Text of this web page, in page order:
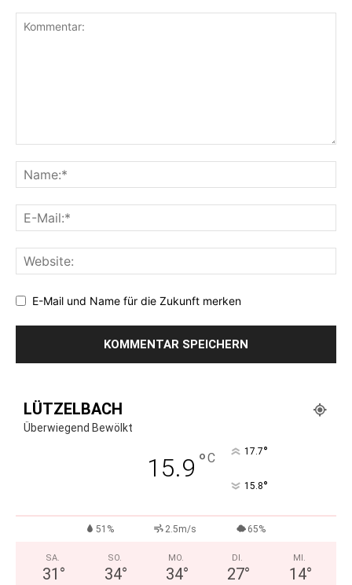
E-Mail und Name für die Zukunft merken
LÜTZELBACH
Überwiegend Bewölkt
15.9 °C 17.7°
15.8°
51% 2.5m/s 65%
SA.
31 °
SO.
34°
MO.
34°
DI.
27°
MI.
14°